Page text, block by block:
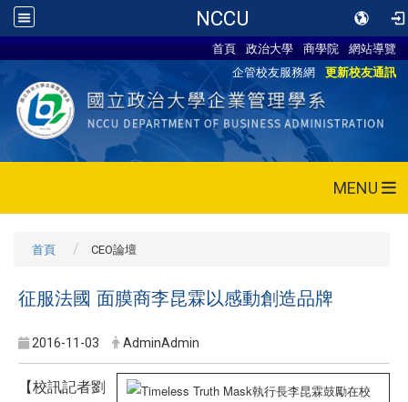
NCCU
首頁 政治大學 商學院
網站導覽
企管校友服務網
更新校友通訊
MENU
首頁 CEO論壇
征服法國 面膜商李昆霖以感動創造品牌
2016-11-03 AdminAdmin
【校訊記者劉